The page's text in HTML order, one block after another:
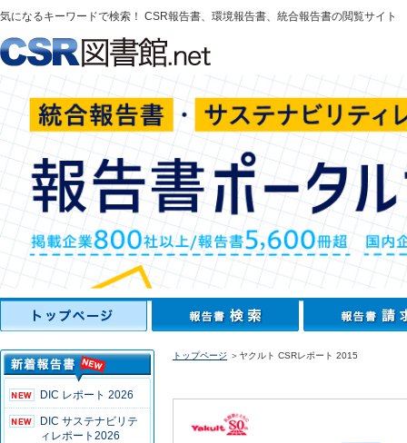
気になるキーワードで検索！ CSR報告書、環境報告書、統合報告書の閲覧サイト
DIC レポート 2026
DIC サステナビリテ
ィレポート2026
トップページ ＞ヤクルト CSRレポート 2015